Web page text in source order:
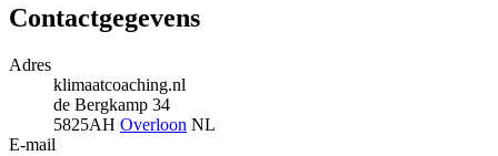
Contactgegevens
Adres
klimaatcoaching.nl
de Bergkamp 34
5825AH Overloon NL
E-mail